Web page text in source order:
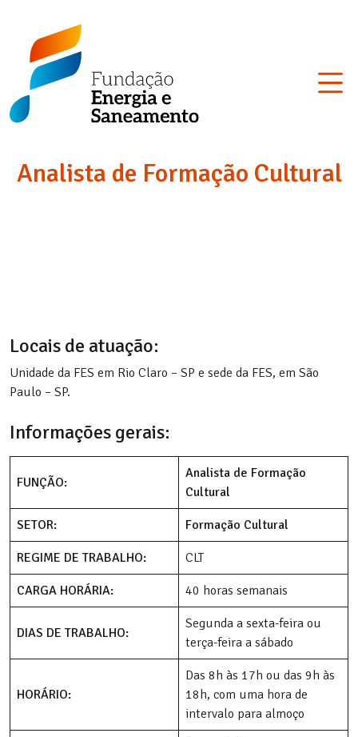
content
Fundação
Energia
Saneamento
Analista de Formação Cultural
Locais de atuação:
Unidade da FES em Rio Claro – SP e sede da FES, em São
Paulo – SP.
Informações gerais:
FUNÇÃO:
Analista de Formação
Cultural
SETOR: Formação Cultural
REGIME DE TRABALHO: CLT
CARGA HORÁRIA: 40 horas semanais
DIAS DE TRABALHO:
Segunda a sexta-feira ou
terça-feira a sábado
HORÁRIO:
Das 8h às 17h ou das 9h às
18h, com uma hora de
intervalo para almoço